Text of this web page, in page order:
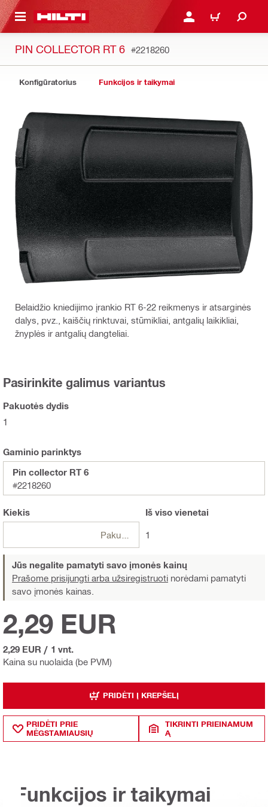
TURINIO PRISIJUNGTI ARBA
PIRKINIŲ
PIN COLLECTOR RT 6 #2218260
Konfigūratorius Funkcijos ir taikymai
Belaidžio kniedijimo įrankio RT 6-22 reikmenys ir atsarginės
dalys, pvz., kaiščių rinktuvai, stūmikliai, antgalių laikikliai,
žnyplės ir antgalių dangteliai.
Pasirinkite galimus variantus
Pakuotės dydis
1
Gaminio parinktys
Pin collector RT 6
#2218260
Kiekis
Pakuotės
Iš visovienetai
1
Jūs negalite pamatyti savo įmonės kainų
Prašome prisijungti arba užsiregistruoti norėdami pamatyti
savo įmonės kainas.
Kaina su nuolaida (be PVM)
2,29 EUR
2,29 EUR / 1 vnt.
PRIDĖTI Į KREPŠELĮ
PRIDĖTI PRIE
MĖGSTAMIAUSIŲ
TIKRINTI PRIEINAMUM
Ą
Funkcijos ir taikymai